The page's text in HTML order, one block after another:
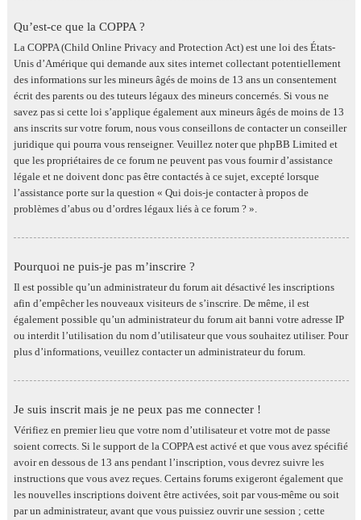
Qu’est-ce que la COPPA ?
La COPPA (Child Online Privacy and Protection Act) est une loi des États-
Unis d’Amérique qui demande aux sites internet collectant potentiellement
des informations sur les mineurs âgés de moins de 13 ans un consentement
écrit des parents ou des tuteurs légaux des mineurs concernés. Si vous ne
savez pas si cette loi s’applique également aux mineurs âgés de moins de 13
ans inscrits sur votre forum, nous vous conseillons de contacter un conseiller
juridique qui pourra vous renseigner. Veuillez noter que phpBB Limited et
que les propriétaires de ce forum ne peuvent pas vous fournir d’assistance
légale et ne doivent donc pas être contactés à ce sujet, excepté lorsque
l’assistance porte sur la question « Qui dois-je contacter à propos de
problèmes d’abus ou d’ordres légaux liés à ce forum ? ».
Pourquoi ne puis-je pas m’inscrire ?
Il est possible qu’un administrateur du forum ait désactivé les inscriptions
afin d’empêcher les nouveaux visiteurs de s’inscrire. De même, il est
également possible qu’un administrateur du forum ait banni votre adresse IP
ou interdit l’utilisation du nom d’utilisateur que vous souhaitez utiliser. Pour
plus d’informations, veuillez contacter un administrateur du forum.
Je suis inscrit mais je ne peux pas me connecter !
Vérifiez en premier lieu que votre nom d’utilisateur et votre mot de passe
soient corrects. Si le support de la COPPA est activé et que vous avez spécifié
avoir en dessous de 13 ans pendant l’inscription, vous devrez suivre les
instructions que vous avez reçues. Certains forums exigeront également que
les nouvelles inscriptions doivent être activées, soit par vous-même ou soit
par un administrateur, avant que vous puissiez ouvrir une session ; cette